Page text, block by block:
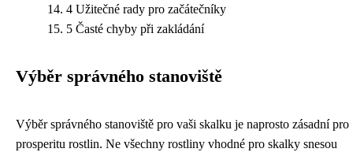
4 Užitečné rady pro začátečníky
5 Časté chyby při zakládání
Výběr správného stanoviště
Výběr správného stanoviště pro vaši skalku je naprosto zásadní pro
prosperitu rostlin. Ne všechny rostliny vhodné pro skalky snesou